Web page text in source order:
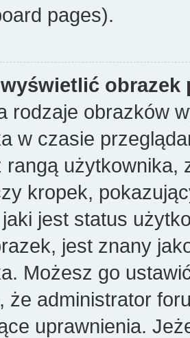
pages).
rodzaje obrazków
w czasie
rangą użytkownika,
kropek,
jaki jest status
jest znany
Możesz go
że administrator
uprawnienia.